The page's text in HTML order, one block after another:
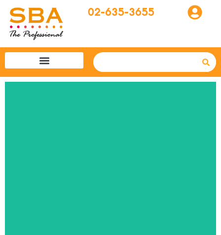
02-635-3655